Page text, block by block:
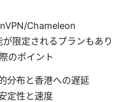
Chameleon
限定されるプランもあり
のポイント
分布と香港への遅延
定性と速度